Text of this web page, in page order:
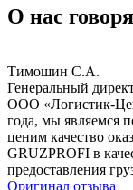
О нас
Тимошин С.А.
Генеральный
ООО «Логистик-
года, мы являемся
ценим качество
GRUZPROFI в
предоставления
Оригинал отзыва